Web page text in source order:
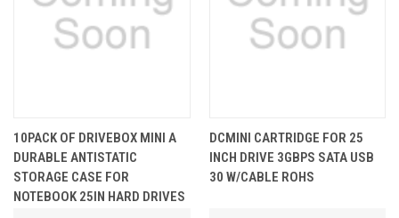
10PACK OF DRIVEBOX MINI A
DURABLE ANTISTATIC
STORAGE CASE FOR
NOTEBOOK 25IN HARD DRIVES
DCMINI CARTRIDGE FOR 25
INCH DRIVE 3GBPS SATA USB
30 W/CABLE ROHS